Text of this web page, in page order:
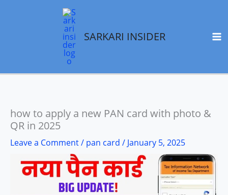
SARKARI INSIDER
how to apply a new PAN card with photo &
QR in 2025
Leave a Comment/ pan card / January 5, 2025